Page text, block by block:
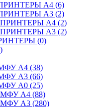
А4 (6)
А3 (2)
А4 (2)
А3 (2)
(0)
А4 (38)
А3 (66)
А0 (25)
А4 (88)
А3 (280)